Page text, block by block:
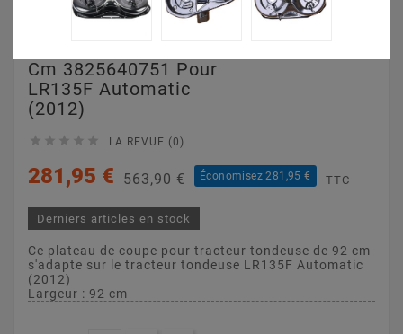
Cm 3825640751 Pour
LR135F Automatic
(2012)
     LA REVUE (0)
281,95 € 563,90 € Économisez 281,95 € TTC
Derniers articles en stock
Ce plateau de coupe pour tracteur tondeuse de 92 cm
s'adapte sur le tracteur tondeuse LR135F Automatic
(2012)
Largeur : 92 cm